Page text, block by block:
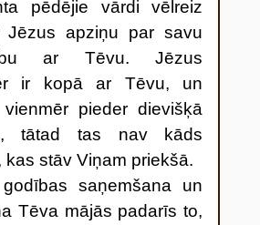
pēdējie vārdi vēlreiz
Jēzus apziņu par savu
ar Tēvu. Jēzus
ir kopā ar Tēvu, un
pieder dievišķā
tātad tas nav kāds
kas stāv Viņam priekšā.
saņemšana un
Tēva mājās padarīs to,